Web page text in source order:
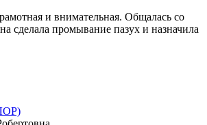
и внимательная. Общалась со
сделала промывание пазух и назначила